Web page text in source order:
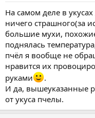
На самом деле в
ничего страшного(за
большие мухи,
поднялась
пчёл я вообще не
нравится их
руками
.
И да, вышеуказанные
от укуса пчелы.